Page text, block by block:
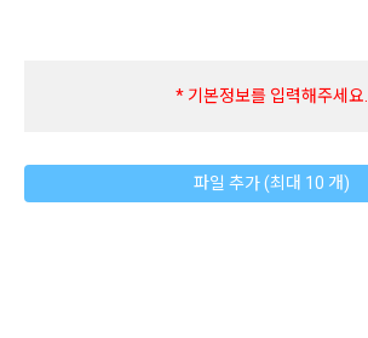
* 기본정보를 입력해주세요.
파일 추가 (최대 10 개)